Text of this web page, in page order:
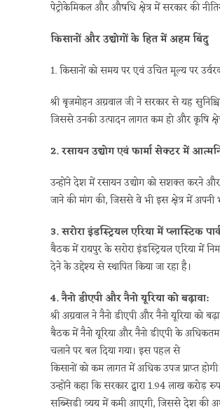
पेट्रोकेमिकल और औषधि क्षेत्र में सरकार की
किसानों और उद्योगों के हित में अहम बिंदु
1. किसानों को समय पर एवं उचित मूल्य पर
श्री बृजमोहन अग्रवाल जी ने सरकार से यह
जिससे उनकी उत्पादन लागत कम हो और कृषि
2. रसायन उद्योग एवं फार्मा सेक्टर में
उन्होंने देश में रसायन उद्योग को सशक्त करने
जाने की मांग की, जिससे वे भी इस क्षेत्र में अपनी
3. सरोरा इंडस्ट्रियल एरिया में प्लास्टिक
बैठक में रायपुर के सरोरा इंडस्ट्रियल एरिया में
देने के उद्देश्य से स्थापित किया जा रहा है।
4. नैनो डीएपी और नैनो यूरिया को बढ़ावा:
श्री अग्रवाल ने नैनो डीएपी और नैनो यूरिया को
बैठक में नैनो यूरिया और नैनो डीएपी के अधिकतम
चलाने पर बल दिया गया। इस पहल से
किसानों को कम लागत में अधिक उपज प्राप्त
उन्होंने कहा कि सरकार द्वारा 1.94 लाख
सब्सिडी व्यय में कमी आएगी, जिससे देश की